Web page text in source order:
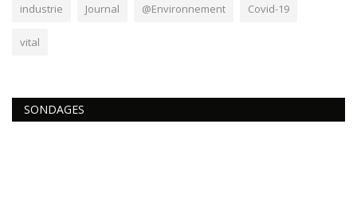
industrie Journal @Environnement Covid-19
vital
SONDAGES